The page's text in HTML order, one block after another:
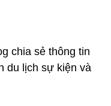
chia sẻ thông tin
du lịch sự kiện và